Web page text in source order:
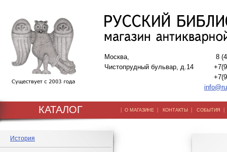
Москва,
Чистопрудный бульвар, д.14
8
КАТАЛОГ | О МАГАЗИНЕ | КОНТАКТЫ | СОБЫТИЯ
История